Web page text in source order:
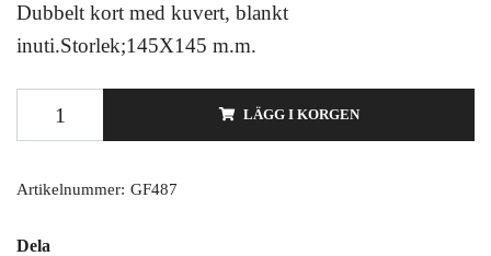
Dubbelt kort med kuvert, blankt
inuti.Storlek;145X145 m.m.
LÄGG I KORGEN
Artikelnummer: GF487
Dela